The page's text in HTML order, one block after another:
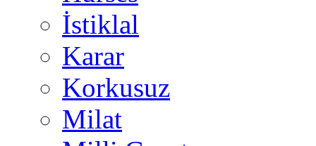
İstiklal
Karar
Korkusuz
Milat